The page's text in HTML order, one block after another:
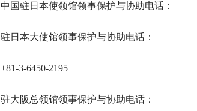
中国驻日本使领馆领事保护与协助电话：
驻日本大使馆领事保护与协助电话：
+81-3-6450-2195
驻大阪总领馆领事保护与协助电话：